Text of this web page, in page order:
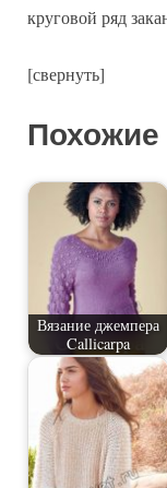
круговой ряд
[свернуть]
Вязание джемпера
Callicarpa